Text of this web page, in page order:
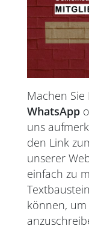
Machen
WhatsApp
uns
den Link
unserer
einfach zu
können,